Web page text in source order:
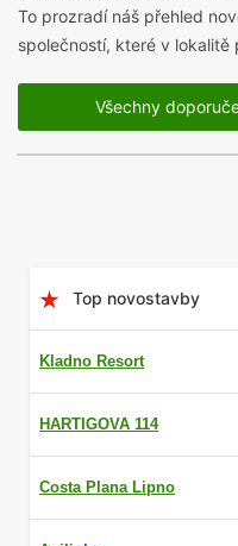
To prozradí náš přehled
společností, které v lokalitě
Všechny
Top novostavby
Kladno Resort
HARTIGOVA 114
Costa Plana Lipno